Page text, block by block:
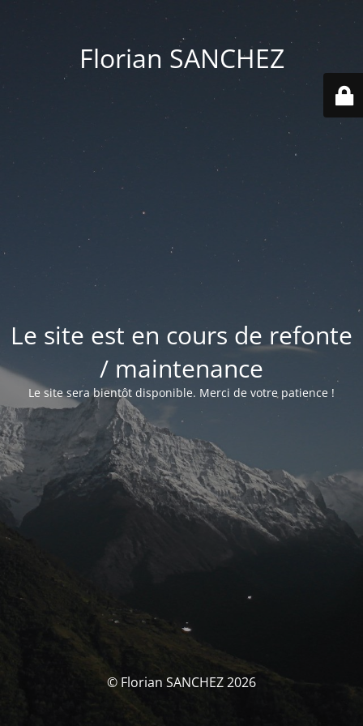
Florian SANCHEZ
Le site est en cours de refonte
/ maintenance
Le site sera bientôt disponible. Merci de votre patience !
© Florian SANCHEZ 2026